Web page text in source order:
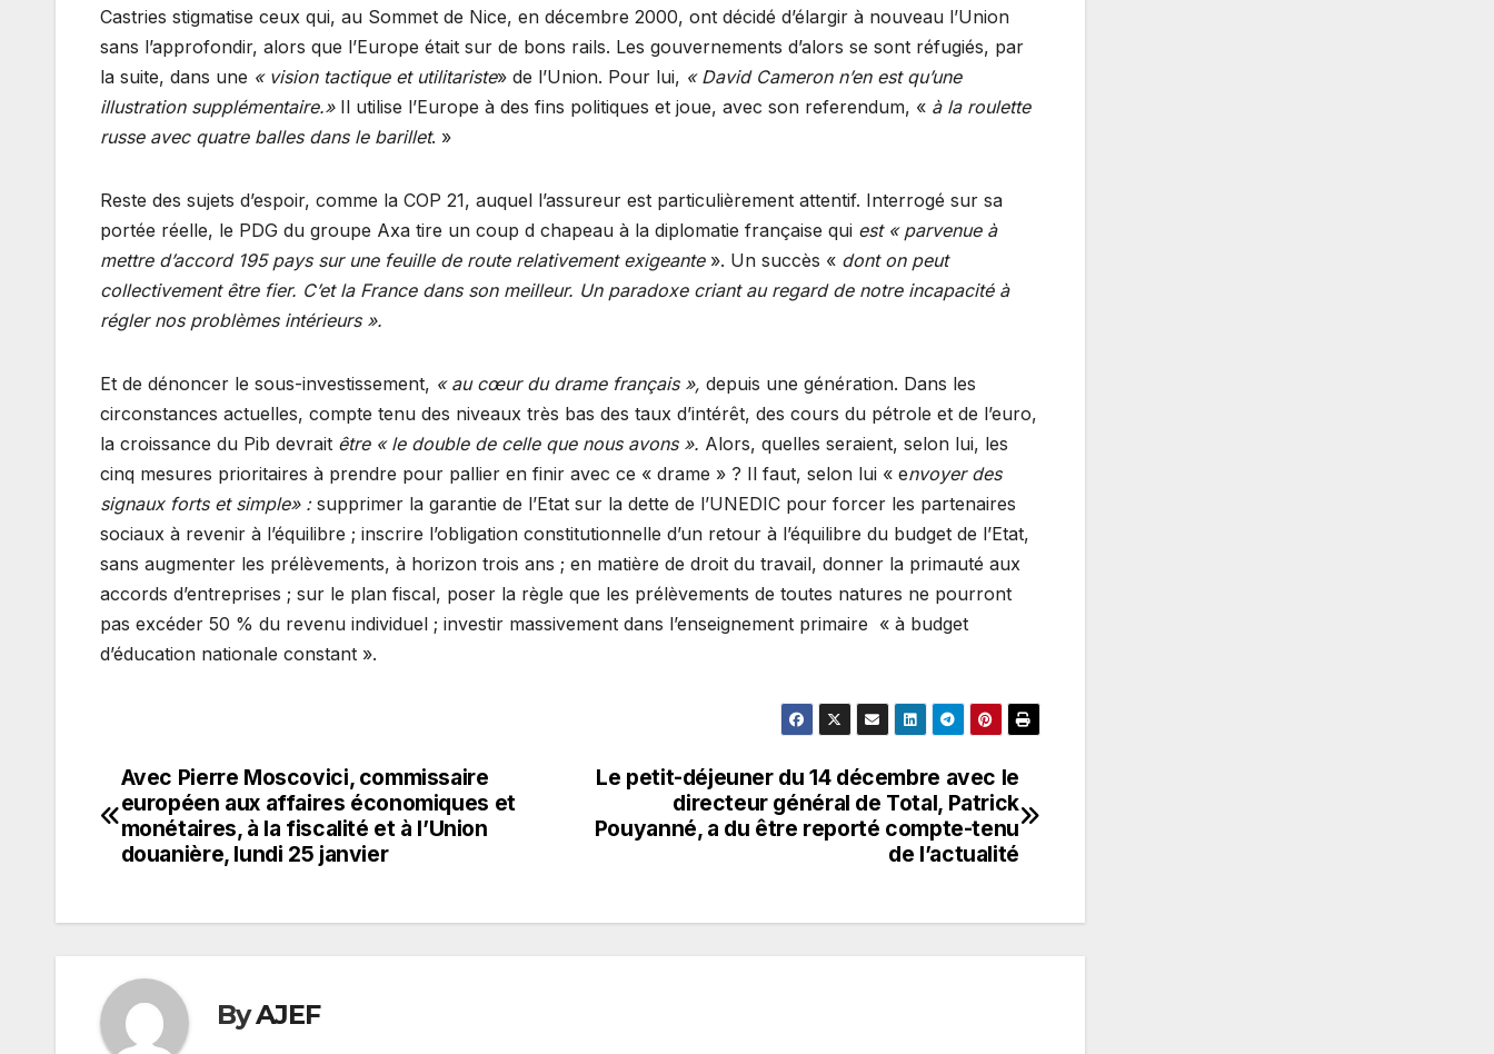
Castries stigmatise ceux qui, au Sommet de Nice, en décembre 2000, ont décidé d’élargir à nouveau l’Union
sans l’approfondir, alors que l’Europe était sur de bons rails. Les gouvernements d’alors se sont réfugiés, par
la suite, dans une « vision tactique et utilitariste» de l’Union. Pour lui, « David Cameron n’en est qu’une
illustration supplémentaire.» Il utilise l’Europe à des fins politiques et joue, avec son referendum, « à la roulette
russe avec quatre balles dans le barillet. »
Reste des sujets d’espoir, comme la COP 21, auquel l’assureur est particulièrement attentif. Interrogé sur sa
portée réelle, le PDG du groupe Axa tire un coup d chapeau à la diplomatie française qui est « parvenue à
mettre d’accord 195 pays sur une feuille de route relativement exigeante». Un succès « dont on peut
collectivement être fier. C’et la France dans son meilleur. Un paradoxe criant au regard de notre incapacité à
régler nos problèmes intérieurs ».
Et de dénoncer le sous-investissement, « au cœur du drame français », depuis une génération. Dans les
circonstances actuelles, compte tenu des niveaux très bas des taux d’intérêt, des cours du pétrole et de l’euro,
la croissance du Pib devrait être « le double de celle que nous avons ». Alors, quelles seraient, selon lui, les
cinq mesures prioritaires à prendre pour pallier en finir avec ce « drame » ? Il faut, selon lui « envoyer des
signaux forts et simple» : supprimer la garantie de l’Etat sur la dette de l’UNEDIC pour forcer les partenaires
sociaux à revenir à l’équilibre ; inscrire l’obligation constitutionnelle d’un retour à l’équilibre du budget de l’Etat,
sans augmenter les prélèvements, à horizon trois ans ; en matière de droit du travail, donner la primauté aux
accords d’entreprises ; sur le plan fiscal, poser la règle que les prélèvements de toutes natures ne pourront
pas excéder 50 % du revenu individuel ; investir massivement dans l’enseignement primaire « à budget
d’éducation nationale constant ».
Navigation
de
Le petit-déjeuner du 14 décembre avec le
directeur général de Total, Patrick
Pouyanné, a du être reporté compte-tenu
de l’actualité
Avec Pierre Moscovici, commissaire
européen aux affaires économiques et
monétaires, à la fiscalité et à l’Union
douanière, lundi 25 janvier
ByAJEF